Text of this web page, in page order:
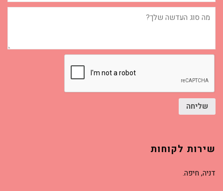
מה
סוג
שליחה
שירות לקוחות
דניה, חיפה.